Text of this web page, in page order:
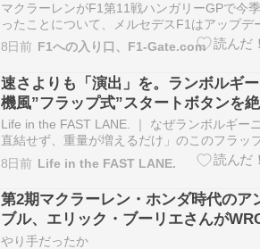
マクラーレンがF1第11戦ハンガリーGPで今
ったことについて、メルセデスF1はアップデ
認めつつも、「それだけでは説明できない」
マクラーレンはブダペストで大規模なアップ
入。ランド・ノリスがポールポジションを獲
のまま決勝も制…
8日前 F1への入り口、F1-Gate.com
速さよりも「演出」を。ランボルギ
機風”フラップ式”スタートボタンを
ない納得の理由がデザイン部門責任
語られる
Life in the FAST LANE. ｜ なぜランボルギー
直結せず、重量が増えるだけ」のこのフラッ
けるのか ｜ 「効率」を重視するフェラーリ
では「絶対に」採用することはないだろう シ
締め、ステアリングホイールを握り、視線…
8日前 Life in the FAST LANE.
第2期マクラーレン・ホンダ時代のア
ブル、エリック・ブーリエさんが
てると話題に
やり手だったか